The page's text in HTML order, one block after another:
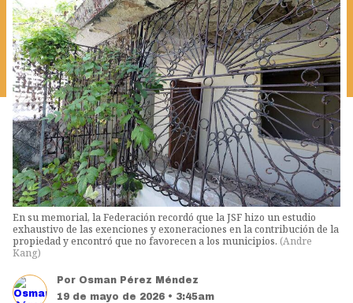
En su memorial, la Federación recordó que la JSF hizo un estudio
exhaustivo de las exenciones y exoneraciones en la contribución de la
propiedad y encontró que no favorecen a los municipios. (Andre
Kang)
Por Osman Pérez Méndez
19 de mayo de 2026 • 3:45am